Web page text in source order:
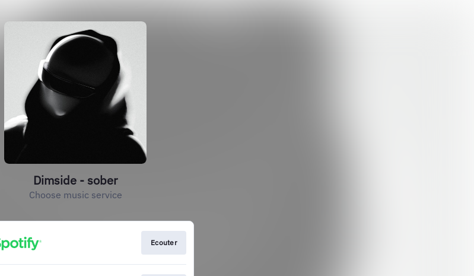
Dimside - sober
Choose music service
Ecouter